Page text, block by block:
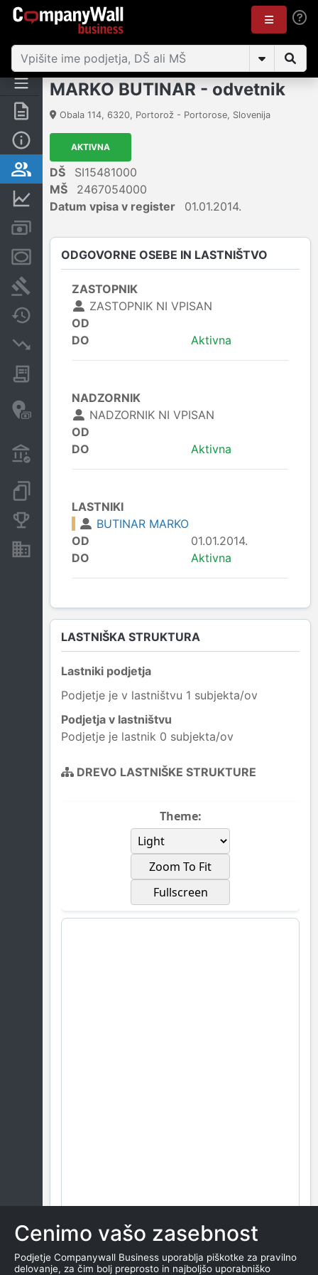
Povzetek
Odgovorne osebe in lastništvo
Zastavne pravice
Sodni postopki
Spremembe
Insolvenčni postopki
Davčne oaze in sumljive
transakcije
Transakcije iz državnega
Konkurenčna podjetja
Nepremičnine in sredstva
MARKO BUTINAR - odvetnik
Obala 114, 6320, Portorož - Portorose, Slovenija
AKTIVNA
DŠ
SI15481000
MŠ
2467054000
Datum vpisa v register
01.01.2014.
ODGOVORNE OSEBE IN LASTNIŠTVO
ZASTOPNIK
ZASTOPNIK NI VPISAN
OD
DO
Aktivna
NADZORNIK
NADZORNIK NI VPISAN
OD
DO
Aktivna
LASTNIKI
BUTINAR MARKO
OD
01.01.2014.
DO
Aktivna
LASTNIŠKA STRUKTURA
Lastniki podjetja
Podjetje je v lastništvu 1 subjekta/ov
Podjetja v lastništvu
Podjetje je lastnik 0 subjekta/ov
DREVO LASTNIŠKE STRUKTURE
Theme:
Zoom To Fit
Fullscreen
Cenimo vašo zasebnost
Podjetje Companywall Business uporablja piškotke za pravilno
delovanje, za čim bolj preprosto in najboljšo uporabniško